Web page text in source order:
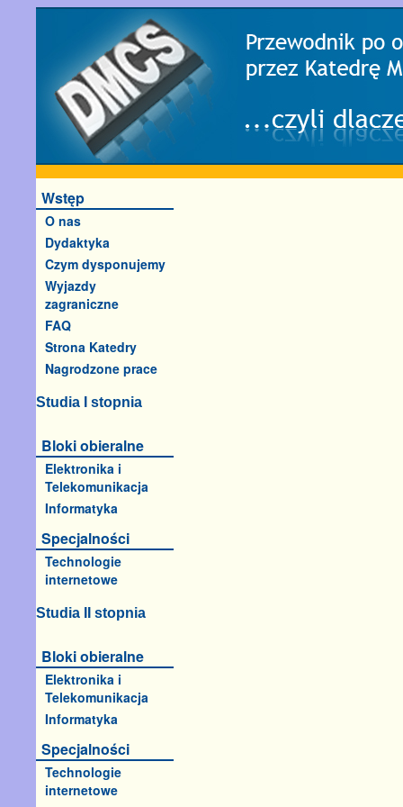
Wstęp
O nas
Dydaktyka
Czym dysponujemy
Wyjazdy
zagraniczne
FAQ
Strona Katedry
Nagrodzone prace
Studia I stopnia
Bloki obieralne
Elektronika i
Telekomunikacja
Informatyka
Specjalności
Technologie
internetowe
Studia II stopnia
Bloki obieralne
Elektronika i
Telekomunikacja
Informatyka
Specjalności
Technologie
internetowe